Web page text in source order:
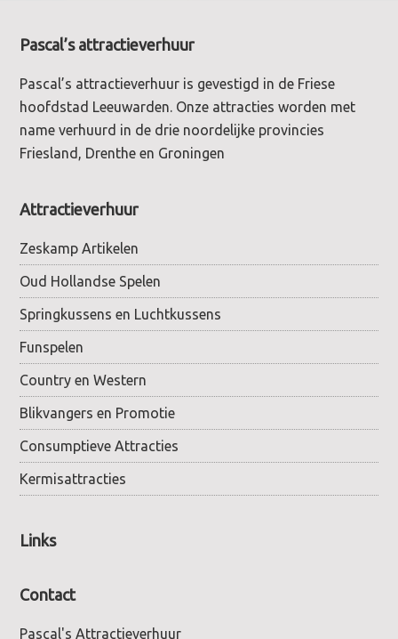
Footer
Pascal’s attractieverhuur
Pascal’s attractieverhuur is gevestigd in de Friese
hoofdstad Leeuwarden. Onze attracties worden met
name verhuurd in de drie noordelijke provincies
Friesland, Drenthe en Groningen
Attractieverhuur
Zeskamp Artikelen
Oud Hollandse Spelen
Springkussens en Luchtkussens
Funspelen
Country en Western
Blikvangers en Promotie
Consumptieve Attracties
Kermisattracties
Links
Contact
Pascal's Attractieverhuur